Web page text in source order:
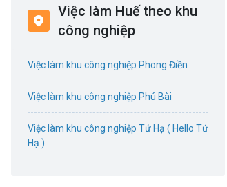
Hàng hải / Hàng không
Hành chính / Văn Phòng
kỹ sư bậc cao
Kế toán / Kiểm toán
Lao Động Phổ Thông
Việc làm Phường Phong Dinh
Việc làm Phường Phong Quảng
Việc làm Phường Hương Trà
Việc làm Phường Kim Trà
Việc làm Huế theo khu
công nghiệp
Việc làm khu công nghiệp Phong Điền
Việc làm khu công nghiệp Phú Bài
Việc làm khu công nghiệp Tứ Hạ ( Hello Tứ
Hạ )